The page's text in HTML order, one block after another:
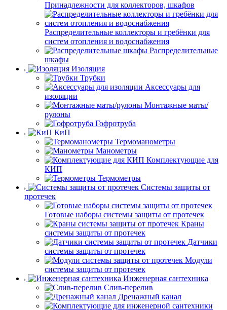
Принадлежности для коллекторов, шкафов
Распределительные коллекторы и гребёнки для
систем отопления и водоснабжения
Распределительные
шкафы
Изоляция
Трубки
Аксессуары для
изоляции
Монтажные маты/
рулоны
Гофротруба
КиП
Термоманометры
Манометры
Комплектующие для
КИП
Термометры
Системы защиты от
протечек
Готовые наборы системы защиты от протечек
Краны
системы защиты от протечек
Датчики
системы защиты от протечек
Модули
системы защиты от протечек
Инженерная сантехника
Слив-перелив
Дренажный канал